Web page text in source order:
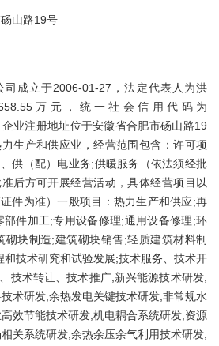
山路19号
司成立于2006-01-27，法定代表人为洪
万元，统一社会信用代码为
业注册地址位于安徽省合肥市砀山路19
生产和供应业，经营范围包含：许可项
供（配）电业务;供暖服务（依法须经批
后方可开展经营活动，具体经营项目以
件为准）一般项目：热力生产和供应;再
件加工;专用设备修理;通用设备修理;环
砌块制造;建筑砌块销售;轻质建筑材料制
技术研究和试验发展;技术服务、技术开
技术转让、技术推广;新兴能源技术研发;
术研发;余热发电关键技术研发;非常规水
效节能技术研发;机电耦合系统研发;资源
关系统研发;余热余压余气利用技术研发;